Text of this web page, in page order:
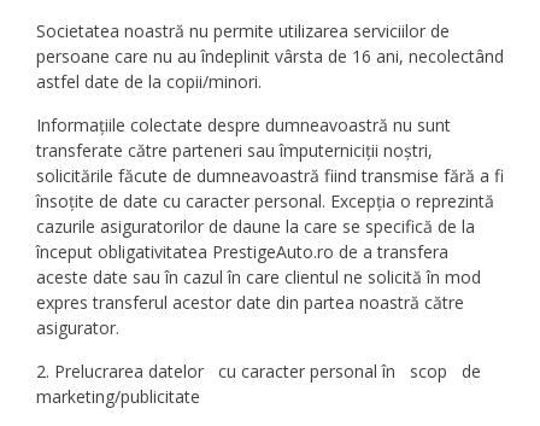
Societatea noastră nu permite utilizarea serviciilor de
persoane care nu au îndeplinit vârsta de 16 ani, necolectând
astfel date de la copii/minori.
Informațiile colectate despre dumneavoastră nu sunt
transferate către parteneri sau împuterniciții noștri,
solicitările făcute de dumneavoastră fiind transmise fără a fi
însoțite de date cu caracter personal. Excepția o reprezintă
cazurile asiguratorilor de daune la care se specifică de la
început obligativitatea PrestigeAuto.ro de a transfera
aceste date sau în cazul în care clientul ne solicită în mod
expres transferul acestor date din partea noastră către
asigurator.
2. Prelucrarea datelor cu caracter personal în scop de
marketing/publicitate